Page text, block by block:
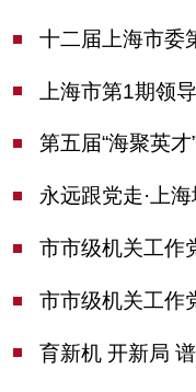
市市级机关工作